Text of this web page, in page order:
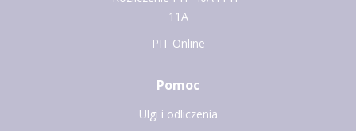
11A
PIT Online
Pomoc
Ulgi i odliczenia